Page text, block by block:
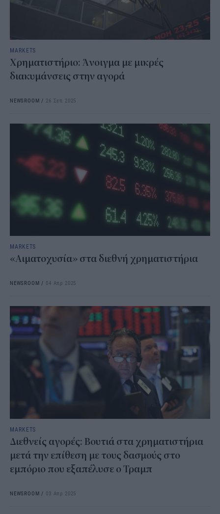
MARKETS
Χρηματιστήριο: Άνοιγμα με μικρές
διακυμάνσεις στην αγορά
NEWSROOM / 26 Σεπ 2025
MARKETS
«Αιματοχυσία» στα διεθνή χρηματιστήρια
NEWSROOM / 04 Απρ 2025
MARKETS
Διεθνείς αγορές: Βουτιά στα χρηματιστήρια
μετά την επίθεση με τους δασμούς στο
εμπόριο που εξαπέλυσε ο Τραμπ
NEWSROOM / 03 Απρ 2025